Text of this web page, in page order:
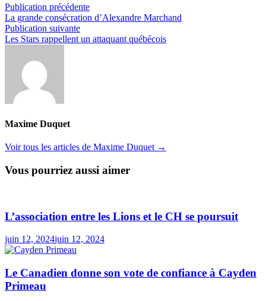
Navigation
de
l’article
Publication précédentePublication
précédente :
La grande consécration d’Alexandre Marchand
Publication suivantePublication
suivante :
Les Stars rappellent un attaquant québécois
Maxime Duquet
Voir tous les articles de Maxime Duquet →
Vous pourriez aussi aimer
L’association entre les Lions et le CH se poursuit
juin 12, 2024juin 12, 2024
Le Canadien donne son vote de confiance à Cayden
Primeau